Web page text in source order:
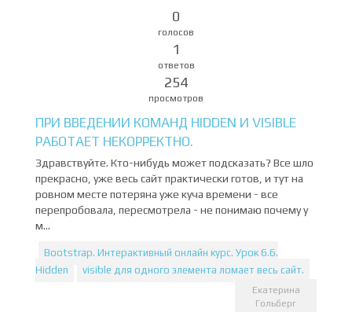
0
голосов
1
ответов
254
просмотров
ПРИ ВВЕДЕНИИ КОМАНД HIDDEN И VISIBLE
РАБОТАЕТ НЕКОРРЕКТНО.
Здравствуйте. Кто-нибудь может подсказать? Все шло
прекрасно, уже весь сайт практически готов, и тут на
ровном месте потеряна уже куча времени - все
перепробовала, пересмотрела - не понимаю почему у
м...
Bootstrap. Интерактивный онлайн курс. Урок 6.6.
Hidden
visible для одного элемента ломает весь сайт.
Екатерина
Гольберг